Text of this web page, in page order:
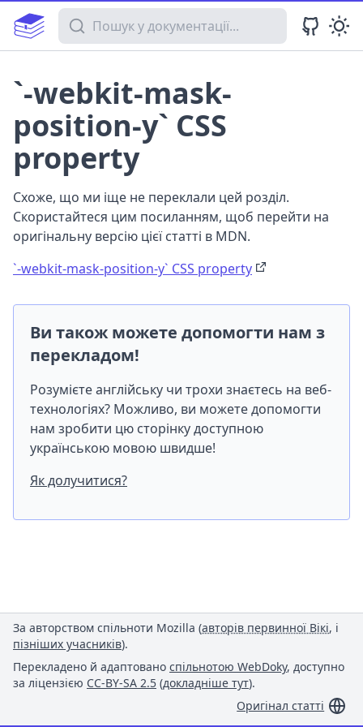
Пошук у документації
`-webkit-mask-
position-y` CSS
property
Схоже, що ми іще не переклали цей розділ.
Скористайтеся цим посиланням, щоб перейти на
оригінальну версію цієї статті в MDN.
`-webkit-mask-position-y` CSS property
Ви також можете допомогти нам з
перекладом!
Розумієте англійську чи трохи знаєтесь на веб-
технологіях? Можливо, ви можете допомогти
нам зробити цю сторінку доступною
українською мовою швидше!
Як долучитися?
За авторством спільноти Mozilla (авторів первинної Вікі, і
пізніших учасників).
Перекладено й адаптовано спільнотою WebDoky, доступно
за ліцензією CC-BY-SA 2.5 (докладніше тут).
Оригінал статті